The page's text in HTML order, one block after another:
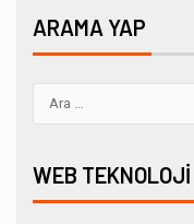
ARAMA YAP
WEB